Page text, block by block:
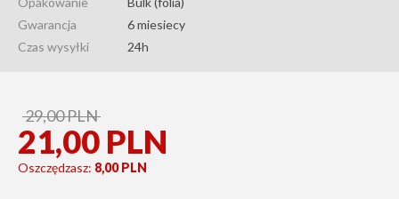
Gwarancja
6 miesiecy
Czas wysyłki
24h
29,00PLN
21,00 PLN
Oszczędzasz: 8,00 PLN